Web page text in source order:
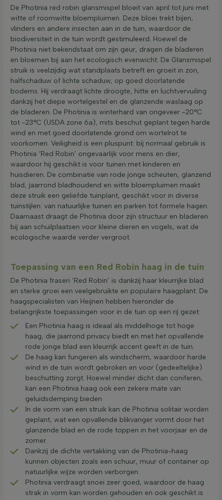
De Photinia red robin glansmispel bloeit van april tot juni met
witte of roomwitte bloempluimen. Deze bloei trekt bijen,
vlinders en andere insecten aan in de tuin, waardoor de
biodiversiteit in de tuin wordt gestimuleerd. Hoewel de
Photinia niet bekendstaat om zijn geur, dragen de bladeren
en bloemen bij aan het ecologisch evenwicht. De Glansmispel
struik is veelzijdig wat standplaats betreft en groeit in zon,
halfschaduw of lichte schaduw, op goed doorlatende
bodems. Hij verdraagt lichte droogte, hitte en luchtvervuiling
dankzij het diepe wortelgestel en de glanzende waslaag op
de bladeren. De Photinia is winterhard van ongeveer -20°C
tot -23°C (USDA zone 6a), mits beschut geplant tegen harde
wind en met goed doorlatende grond om wortelrot te
voorkomen. Veiligheid is een pluspunt: bij normaal gebruik is
Photinia ‘Red Robin’ ongevaarlijk voor mens en dier,
waardoor hij geschikt is voor tuinen met kinderen en
huisdieren. De combinatie van rode jonge scheuten, glanzend
blad, jaarrond bladhoudend en witte bloempluimen maakt
deze struik een geliefde tuinplant, geschikt voor in diverse
tuinstijlen: van natuurlijke tuinen en parken tot formele hagen.
Daarnaast draagt de Photinia door zijn structuur en bladeren
bij aan schuilplaatsen voor kleine dieren en vogels, wat de
ecologische waarde verder vergroot.
Toepassing van een Red Robin haag in de tuin
De Photinia fraseri ‘Red Robin’ is dankzij haar kleurrijke blad
en sterke groei een veelgebruikte en populaire haagplant. De
haagspecialisten van Heijnen hebben hieronder de
belangrijkste toepassingen voor in de tuin op een rij gezet:
Een Photinia haag is ideaal als middelhoge tot hoge
haag, die jaarrond privacy biedt en met het opvallende
rode jonge blad een kleurrijk accent geeft in de tuin.
De haag kan fungeren als windscherm, waardoor harde
wind in de tuin wordt gebroken en voor (gedeeltelijke)
beschutting zorgt. Hoewel minder dicht dan coniferen,
kan een Photinia haag ook een zekere mate van
geluidsdemping bieden
In de vorm van een struik kan de Photinia solitair worden
geplant, wat een opvallende blikvanger vormt door het
glanzende blad en de rode toppen in het voorjaar en de
zomer.
Dankzij de dichte vertakking van de Photinia-haag
kunnen objecten zoals een schuur, muur of container op
natuurlijke wijze worden verborgen.
Photinia verdraagt snoei zeer goed, waardoor de haag
strak in vorm kan worden gehouden en ook geschikt is